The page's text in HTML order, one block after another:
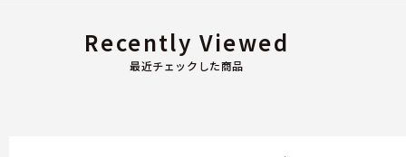
最近チェックした商品
Recently Viewed